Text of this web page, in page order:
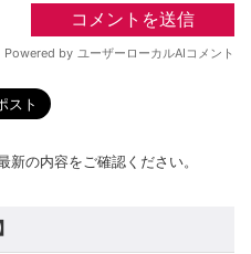
の内容をご確認ください。